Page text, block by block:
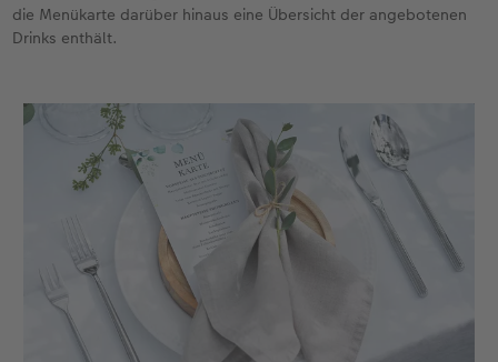
Anleitungen & Hilfe
Neuheiten
im Wunschformat
Extras
Digitale Grußkarte
Neuheiten
CEWE myPhotos
die Menükarte darüber hinaus eine Übersicht der angebotenen
Drinks enthält.